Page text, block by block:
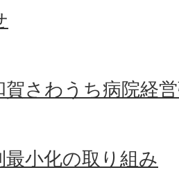
賀さわうち病院経
最小化の取り組み